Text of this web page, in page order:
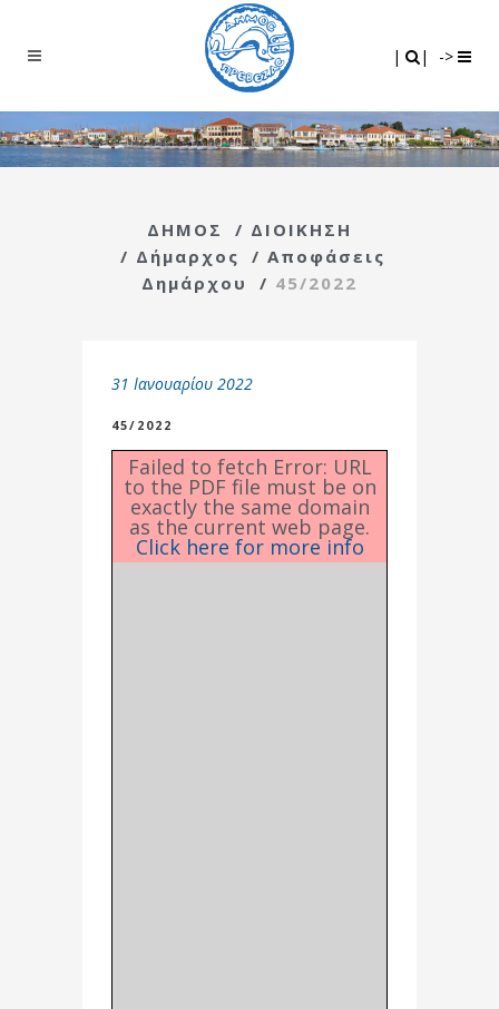
| | ->
ΔΗΜΟΣ / ΔΙΟΙΚΗΣΗ
/ Δήμαρχος / Αποφάσεις
Δημάρχου
/ 45/2022
31 Ιανουαρίου 2022
45/2022
Failed to fetch Error: URL
to the PDF file must be on
exactly the same domain
as the current web page.
Click here for more info